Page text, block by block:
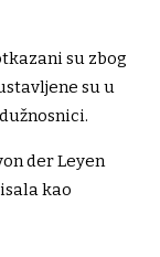
su zbog
su u
der Leyen
kao